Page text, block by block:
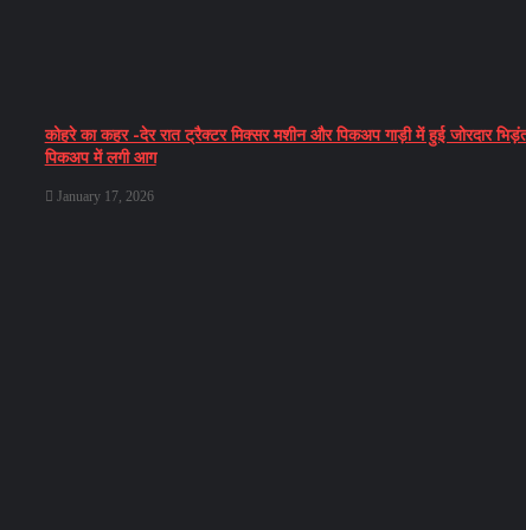
कोहरे का कहर -देर रात ट्रैक्टर मिक्सर मशीन और पिकअप गाड़ी में हुई जोरदार
पिकअप में लगी आग
January 17, 2026